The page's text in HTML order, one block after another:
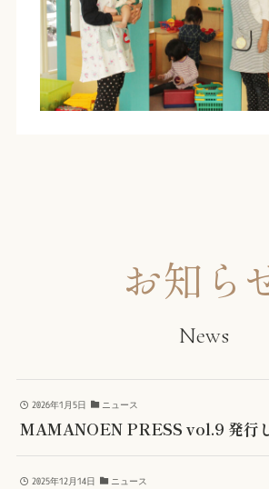
お知ら
News
2026年1月5日 ニュース
MAMANOEN PRESS vol.9 発行
2025年12月14日 ニュース